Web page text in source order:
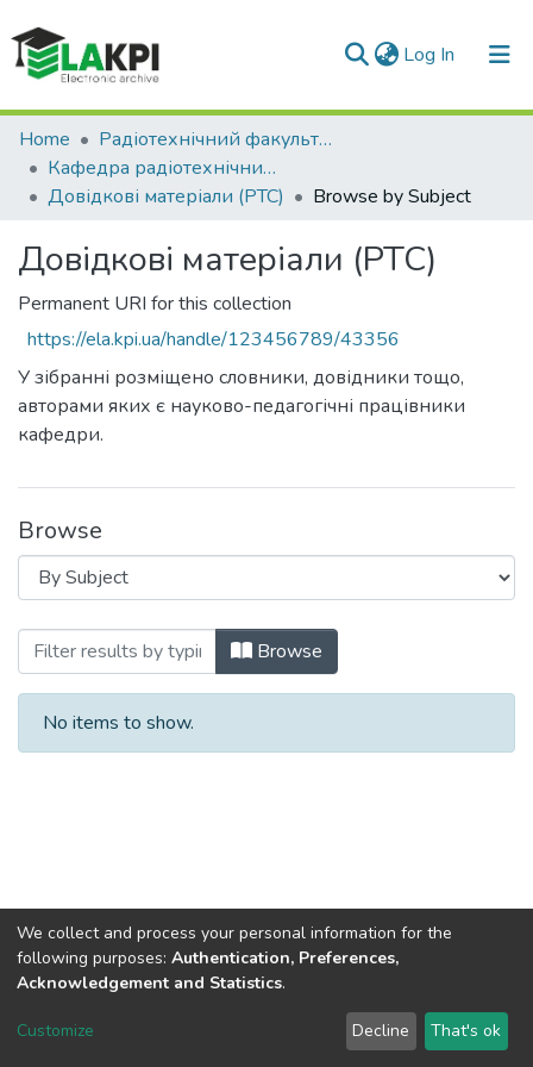
Log In (current)
Communities & Collections
All of DSpace
Home
Радіотехнічний факультет (РТФ)
Кафедра радіотехнічних систем (РТС)
Довідкові матеріали (РТС)
Browse by Subject
Довідкові матеріали (РТС)
Permanent URI for this collection
https://ela.kpi.ua/handle/123456789/43356
У зібранні розміщено словники, довідники тощо,
авторами яких є науково-педагогічні працівники
кафедри.
Browse
Browsing Довідкові матеріали (РТС)
Browse
No items to show.
DSpace software copyright © 2002-2026 LYRASIS
Send Feedback
We collect and process your personal information for the
following purposes: Authentication, Preferences,
Acknowledgement and Statistics.
Customize Decline That's ok